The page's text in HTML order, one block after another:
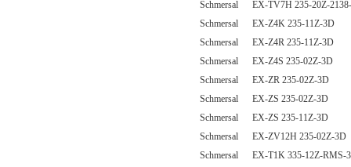
Schmersal EX-TV7H 235-20Z-
Schmersal EX-Z4K 235-11Z-3D
Schmersal EX-Z4R 235-11Z-3D
Schmersal EX-Z4S 235-02Z-3D
Schmersal EX-ZR 235-02Z-3D
Schmersal EX-ZS 235-02Z-3D
Schmersal EX-ZS 235-11Z-3D
Schmersal EX-ZV12H 235-02Z-3D
Schmersal EX-T1K 335-12Z-RMS-